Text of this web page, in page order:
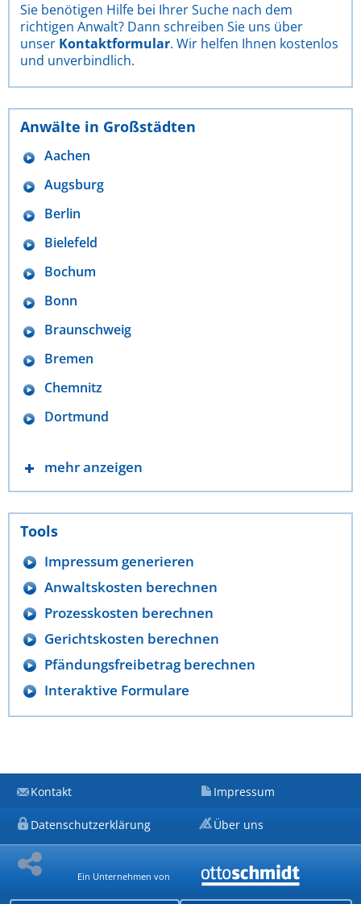
Sie benötigen Hilfe bei Ihrer Suche nach dem
richtigen Anwalt? Dann schreiben Sie uns über
unser Kontaktformular. Wir helfen Ihnen kostenlos
und unverbindlich.
Anwälte in Großstädten
Aachen
Augsburg
Berlin
Bielefeld
Bochum
Bonn
Braunschweig
Bremen
Chemnitz
Dortmund
mehr anzeigen
Tools
Impressum generieren
Anwaltskosten berechnen
Prozesskosten berechnen
Gerichtskosten berechnen
Pfändungsfreibetrag berechnen
Interaktive Formulare
Kontakt Impressum
Datenschutzerklärung Über uns
Ein Unternehmen von